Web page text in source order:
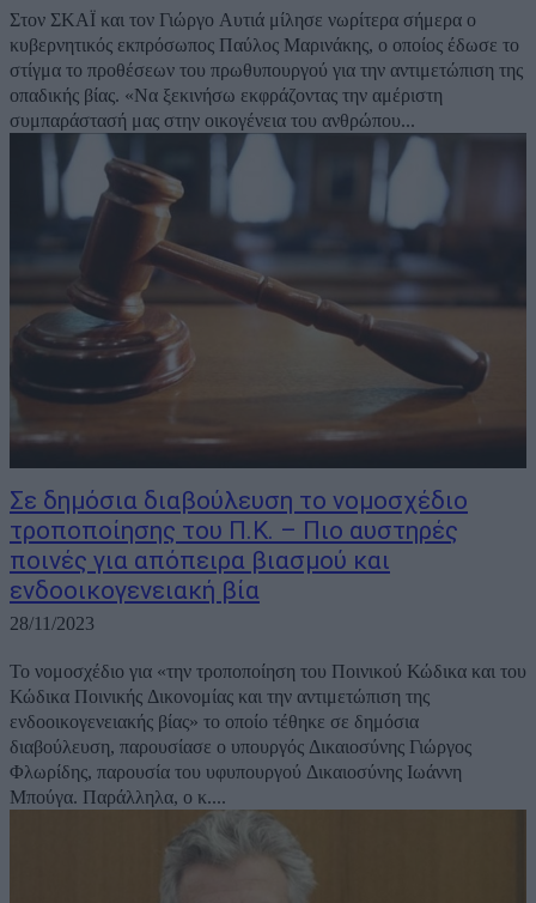
Στον ΣΚΑΪ και τον Γιώργο Αυτιά μίλησε νωρίτερα σήμερα ο
κυβερνητικός εκπρόσωπος Παύλος Μαρινάκης, ο οποίος έδωσε το
στίγμα το προθέσεων του πρωθυπουργού για την αντιμετώπιση της
οπαδικής βίας. «Να ξεκινήσω εκφράζοντας την αμέριστη
συμπαράστασή μας στην οικογένεια του ανθρώπου...
Σε δημόσια διαβούλευση το νομοσχέδιο
τροποποίησης του Π.Κ. – Πιο αυστηρές
ποινές για απόπειρα βιασμού και
ενδοοικογενειακή βία
28/11/2023
Το νομοσχέδιο για «την τροποποίηση του Ποινικού Κώδικα και του
Κώδικα Ποινικής Δικονομίας και την αντιμετώπιση της
ενδοοικογενειακής βίας» το οποίο τέθηκε σε δημόσια
διαβούλευση, παρουσίασε ο υπουργός Δικαιοσύνης Γιώργος
Φλωρίδης, παρουσία του υφυπουργού Δικαιοσύνης Ιωάννη
Μπούγα. Παράλληλα, ο κ....